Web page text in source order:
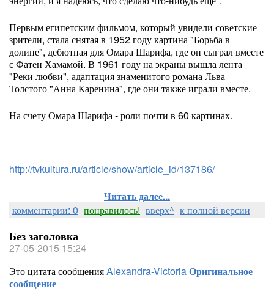
Первым египетским фильмом, который увидели советские
зрители, стала снятая в 1952 году картина "Борьба в
долине", дебютная для Омара Шарифа, где он сыграл вместе
с Фатен Хамамой. В 1961 году на экраны вышла лента
"Реки любви", адаптация знаменитого романа Льва
Толстого "Анна Каренина", где они также играли вместе.
На счету Омара Шарифа - роли почти в 60 картинах.
http://tvkultura.ru/article/show/article_id/137186/
Читать далее...
комментарии: 0 понравилось! вверх^ к полной версии
Без заголовка
27-05-2015 15:24
Это цитата сообщенияAlexandra-VictoriaОригинальное
сообщение